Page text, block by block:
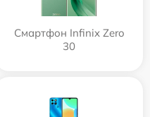
Смартфон Infinix Zero
30